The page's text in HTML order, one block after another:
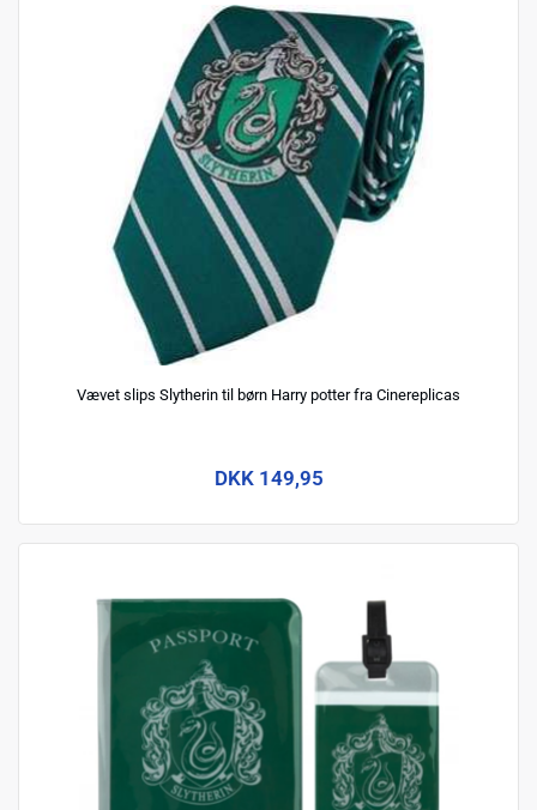
Vævet slips Slytherin til børn Harry potter fra Cinereplicas
DKK 149,95